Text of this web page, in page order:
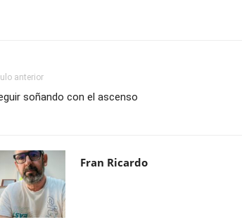
anterior
soñando con el ascenso
Fran Ricardo